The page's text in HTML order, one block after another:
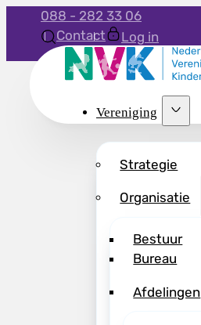
088 - 282 33 06
Contact
Log in
Vereniging
Strategie
Organisatie
Bestuur
Bureau
Afdelingen